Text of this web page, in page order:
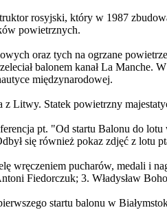
rosyjski, który w 1987
powietrznych.
oraz tych na ogrzane
balonem kanał La
międzynarodowej.
Litwy. Statek powietrzny
pt. "Od startu Balonu do
się również pokaz zdjęć z lotu
wręczeniem pucharów, medali i
Fiedorczuk; 3. Władysław
startu balonu w